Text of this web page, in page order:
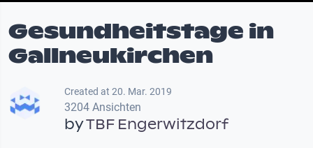
Gesundheitstage in
Gallneukirchen
Created at 20. Mar. 2019
3204 Ansichten
byTBF Engerwitzdorf